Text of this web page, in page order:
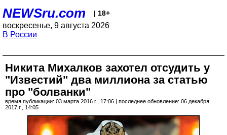
NEWSru.com | 18+
воскресенье, 9 августа 2026
В России
Никита Михалков захотел отсудить у
"Известий" два миллиона за статью
про "болванки"
время публикации: 03 марта 2016 г., 17:06 | последнее обновление: 06 декабря
2017 г., 14:05